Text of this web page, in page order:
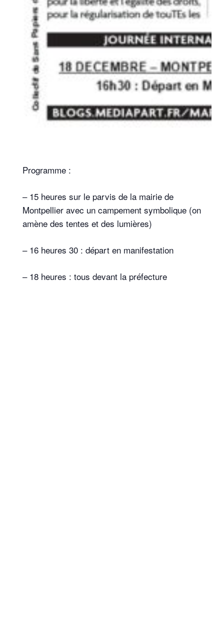
Programme :
– 15 heures sur le parvis de la mairie de
Montpellier avec un campement symbolique (on
amène des tentes et des lumières)
– 16 heures 30 : départ en manifestation
– 18 heures : tous devant la préfecture